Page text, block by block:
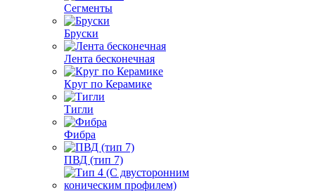
Сегменты
Бруски
Лента бесконечная
Круг по Керамике
Тигли
Фибра
ПВД (тип 7)